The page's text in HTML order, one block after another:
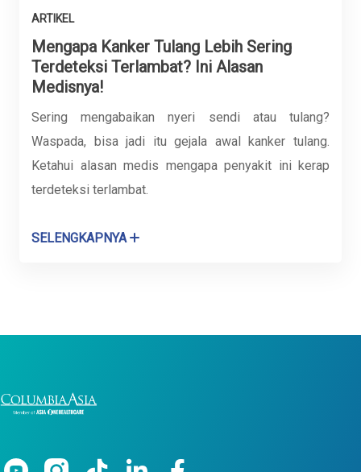
ARTIKEL
Mengapa Kanker Tulang Lebih Sering
Terdeteksi Terlambat? Ini Alasan
Medisnya!
Sering mengabaikan nyeri sendi atau tulang?
Waspada, bisa jadi itu gejala awal kanker tulang.
Ketahui alasan medis mengapa penyakit ini kerap
terdeteksi terlambat.
SELENGKAPNYA